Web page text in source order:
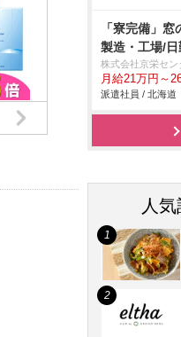
「寮完備」
製造・工場/
株式会社京栄セン
月給21万円～
派遣社員 / 北海道
人